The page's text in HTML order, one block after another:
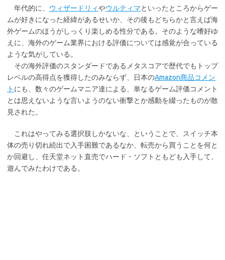
年代的に、 ウィザードリィやウルティマといったところからゲー
ムが好きになった経緯があるせいか、その後もどちらかと言えば海
外ゲームのほうがしっくり楽しめる性分である。そのような嗜好ゆ
えに、海外のゲーム業界における評価については感覚が合っている
ような気がしている。
その海外評価のスタンダードであるメタスコアで歴代でもトップ
レベルの高得点を獲得したのみならず、日本のAmazon商品コメン
ト にも、数々のゲームマニア達による、単なるゲーム評価コメント
とは思えないような言いようのない衝撃とか感動を綴ったものが散
見された。
これはやってみる選択肢しかないな、ということで、スイッチ本
体の売り切れ続出で入手困難であるなか、転売から買うことを何と
か回避し、任天堂ネット直売でハード・ソフトともども入手して、
遊んでみたわけである。